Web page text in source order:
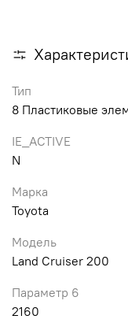
Тип
8 Пластиковые
IE_ACTIVE
N
Марка
Toyota
Модель
Land Cruiser 200
Параметр 6
2160